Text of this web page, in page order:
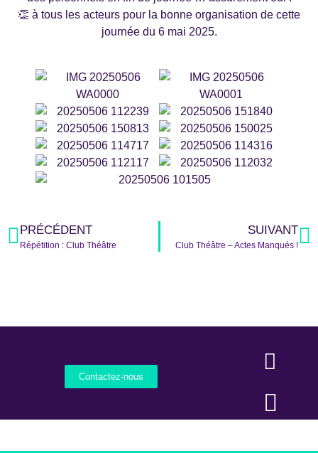
👏 à tous les acteurs pour la bonne organisation de cette
journée du 6 mai 2025.
PRÉCÉDENT
Répétition : Club Théâtre
SUIVANT
Club Théâtre – Actes Manqués !
Contactez-nous